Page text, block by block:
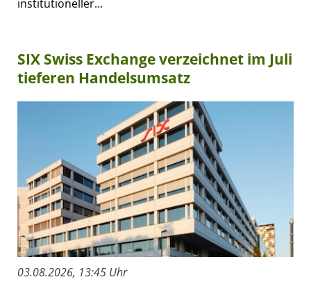
institutioneller...
SIX Swiss Exchange verzeichnet im Juli
tieferen Handelsumsatz
03.08.2026, 13:45 Uhr